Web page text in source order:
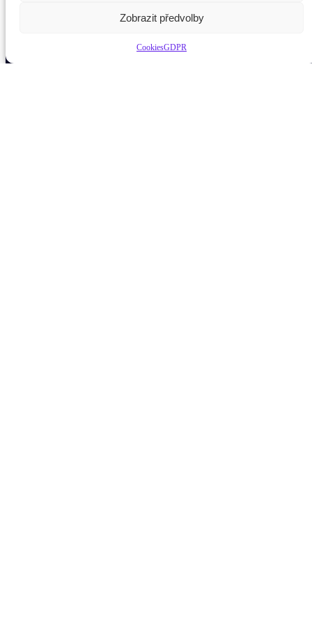
Zobrazit předvolby
CookiesGDPR